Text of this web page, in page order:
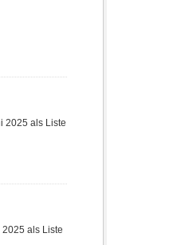
2025 als Liste
als Liste